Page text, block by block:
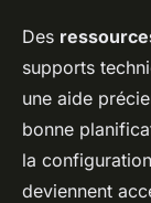
Des
supports
une aide
bonne
la
deviennent